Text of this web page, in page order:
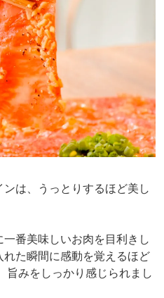
は、うっとりするほど美し
番美味しいお肉を目利きし
た瞬間に感動を覚えるほど
旨みをしっかり感じられまし